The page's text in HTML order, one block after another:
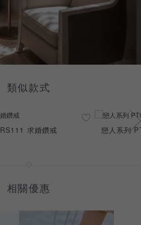
類似款式
RS111 求婚鑽戒 戀人系列
相關優惠